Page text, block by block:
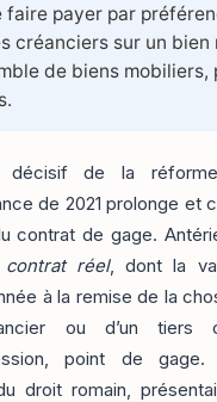
faire payer par
créanciers sur un bien
de biens mobiliers,
décisif de la
de 2021 prolonge et
contrat de gage.
contrat réel, dont la
à la remise de la
ou d’un tiers
point de gage.
droit romain,